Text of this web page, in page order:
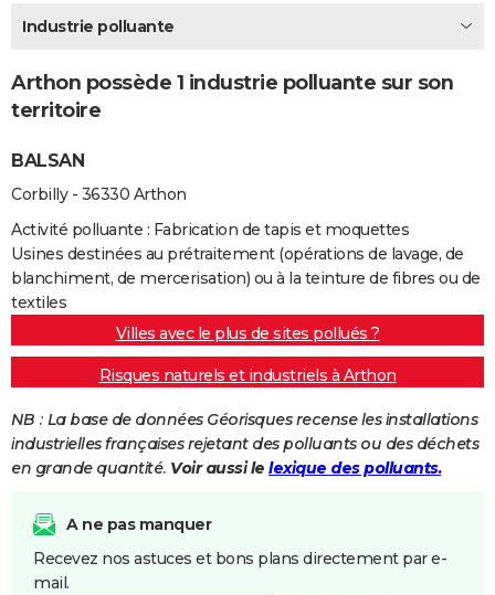
Destinations
City break
Voyage nature
Voyage de noces
Forum
Climat
+PHOTO
GUIDES D'ACHAT
BONS PLANS
CARTE DE VOEUX
Carte de Noël
Carte Bonne année
Carte Saint-Valentin
Carte Pâques
Carte d'anniversaire
DICTIONNAIRE
Dictionnaire
Biographies
Citations
Expressions
Proverbes
PROGRAMME TV
COPAINS D'AVANT
Avis de recherche
AVIS DE DÉCÈS
FORUM
Bricolage
Lifestyle
Culture
Sport
Auto
Television
Voyage
Cinema
Industrie polluante
Arthon possède 1 industrie polluante sur son
territoire
BALSAN
Corbilly - 36330 Arthon
Activité polluante : Fabrication de tapis et moquettes
Usines destinées au prétraitement (opérations de lavage, de
blanchiment, de mercerisation) ou à la teinture de fibres ou de
textiles
Villes avec le plus de sites pollués ?
Risques naturels et industriels à Arthon
NB : La base de données Géorisques recense les installations
industrielles françaises rejetant des polluants ou des déchets
en grande quantité. Voir aussi le lexique des polluants.
A ne pas manquer
Recevez nos astuces et bons plans directement par e-
mail.